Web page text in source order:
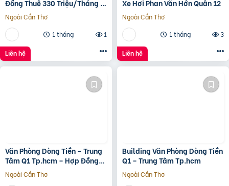
Đồng Thuê 330 Triệu/Tháng –
Quận 5, Tp.hcm -139Ty
Ngoài Cần Thơ
1 tháng
1
Liên hệ
Xe Hơi Phan Văn Hớn Quân 12
Ngoài Cần Thơ
1 tháng
3
Liên hệ
Văn Phòng Dòng Tiền – Trung
Tâm Q1 Tp.hcm – Hợp Đồng
Thuê 250 Triệu/Tháng – 115
Tỷ
Ngoài Cần Thơ
Building Văn Phòng Dòng Tiền
Q1 – Trung Tâm Tp.hcm
Ngoài Cần Thơ